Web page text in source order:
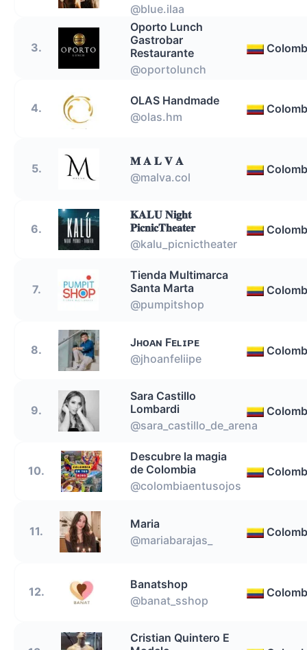
@blue.ilaa
3.
Oporto Lunch
Gastrobar
Restaurante
@oportolunch
4.
OLAS Handmade
@olas.hm
5.
𝐌 𝐀 𝐋 𝐕 𝐀
@malva.col
6.
𝐊𝐀𝐋𝐔 𝐍𝐢𝐠𝐡𝐭
𝐏𝐢𝐜𝐧𝐢𝐜𝐓𝐡𝐞𝐚𝐭𝐞𝐫
@kalu_picnictheater
7.
Tienda Multimarca
Santa Marta
@pumpitshop
8.
Jʜᴏᴀɴ Fᴇʟɪᴘᴇ
@jhoanfeliipe
9.
Sara Castillo
Lombardi
@sara_castillo_de_arena
10.
Descubre la magia
de Colombia
@colombiaentusojos
11.
Maria
@mariabarajas_
12.
Banatshop
@banat_sshop
Cristian Quintero E